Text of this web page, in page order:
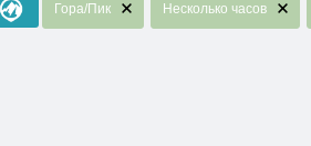
Гора/Пик Несколько часов